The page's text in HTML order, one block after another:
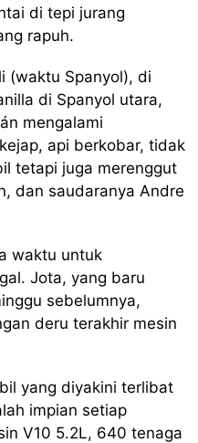
di tepi jurang
rapuh.
(waktu Spanyol), di
di Spanyol utara,
mengalami
api berkobar, tidak
tetapi juga merenggut
dan saudaranya Andre
waktu untuk
Jota, yang baru
sebelumnya,
deru terakhir mesin
yang diyakini terlibat
impian setiap
V10 5.2L, 640 tenaga